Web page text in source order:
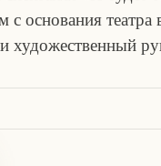
основания
художественный